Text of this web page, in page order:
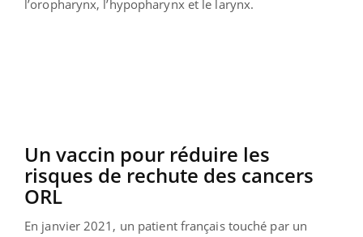
l’oropharynx, l’hypopharynx et le larynx.
Un vaccin pour réduire les
risques de rechute des cancers
ORL
En janvier 2021, un patient français touché par un